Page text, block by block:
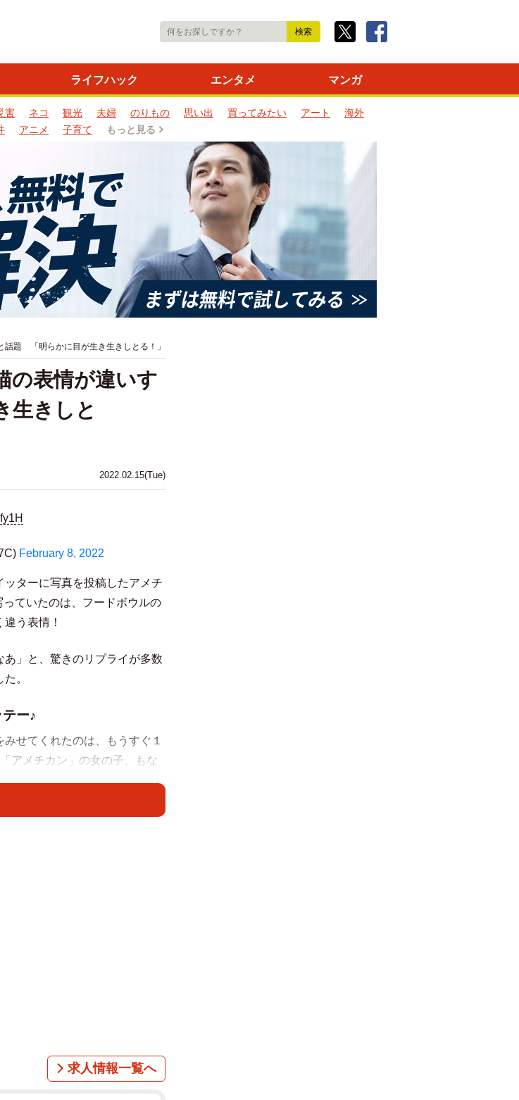
ライフハック エンタメ マンガ
害 ネコ 観光 夫婦 のりもの 思い出 買ってみたい アート
海外
アニメ 子育て もっと見る
題 「明らかに目が生き生きしとる！」
2022.02.15(Tue)
表情が違いす
生きしと
February 8, 2022
ターに写真を投稿したアメチ
ていたのは、フードボウルの
う表情！
あ」と、驚きのリプライが多数
。
ー♪
せてくれたのは、もうすぐ１
アメチカン」の女の子、もな
うけどこうやって写真にする
求人情報一覧へ